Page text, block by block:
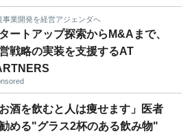
事業開発を経営アジェンダへ
ートアップ探索からM&Aまで、
戦略の実装を支援するAT
お酒を飲むと人は痩せます」医者
める"グラス2杯のある飲み物"